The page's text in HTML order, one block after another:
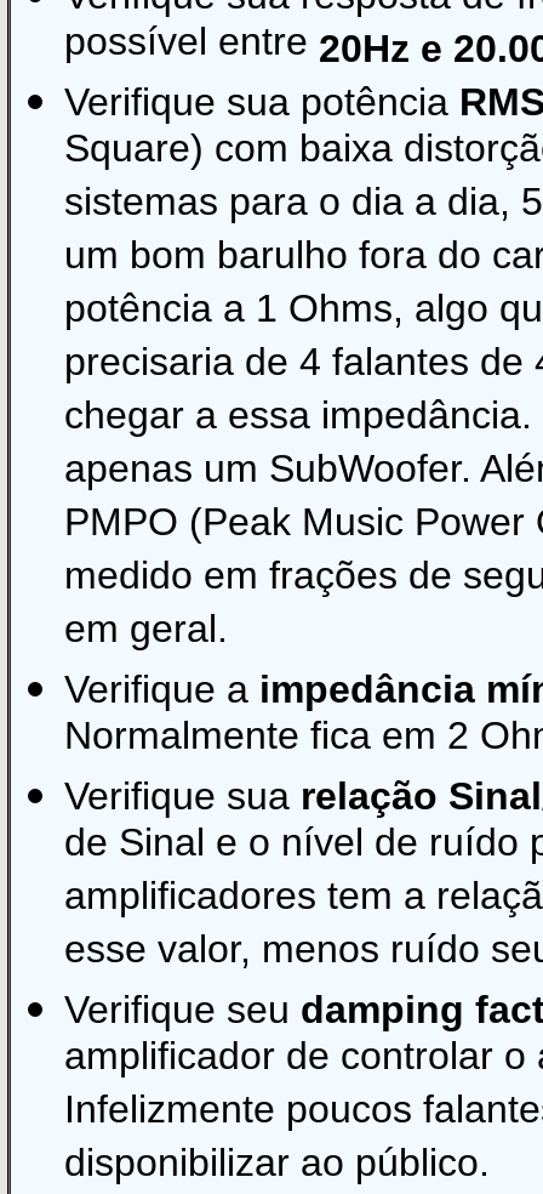
possível entre 20Hz e
Verifique sua potência
Square) com baixa
sistemas para o dia a dia,
um bom barulho fora do
potência a 1 Ohms, algo
precisaria de 4 falantes
chegar a essa
apenas um SubWoofer.
PMPO (Peak Music
medido em frações de
em geral.
Verifique a impedância
Normalmente fica em 2
Verifique sua relação
de Sinal e o nível de ruído
amplificadores tem a
esse valor, menos ruído
Verifique seu damping
amplificador de controlar
Infelizmente poucos
disponibilizar ao público.